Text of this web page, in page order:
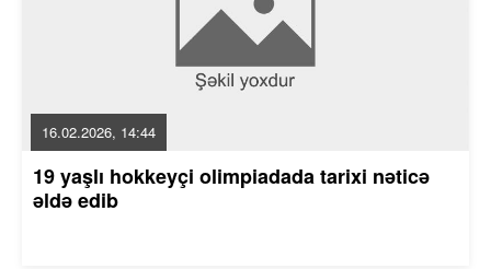
16.02.2026, 14:44
19 yaşlı hokkeyçi olimpiadada tarixi nəticə
əldə edib